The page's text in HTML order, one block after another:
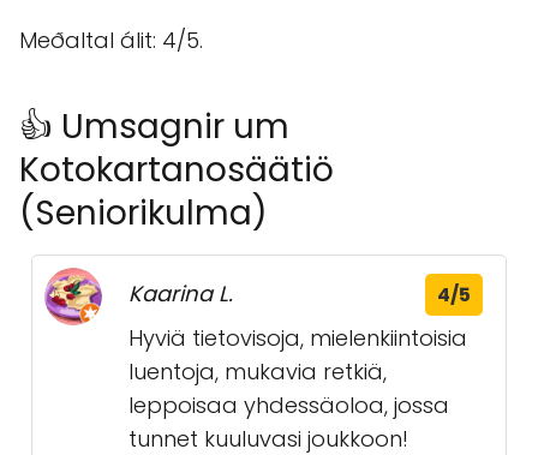
Meðaltal álit: 4/5.
👍 Umsagnir um
Kotokartanosäätiö
(Seniorikulma)
Kaarina L. 4/5
Hyviä tietovisoja, mielenkiintoisia
luentoja, mukavia retkiä,
leppoisaa yhdessäoloa, jossa
tunnet kuuluvasi joukkoon!